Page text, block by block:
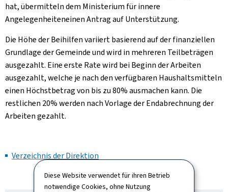
Diese Website verwendet für ihren Betrieb
notwendige Cookies, ohne Nutzung
hat, übermitteln dem Ministerium für innere
Angelegenheiteneinen Antrag auf Unterstützung.
Die Höhe der Beihilfen variiert basierend auf der finanziellen
Grundlage der Gemeinde und wird in mehreren Teilbeträgen
ausgezahlt. Eine erste Rate wird bei Beginn der Arbeiten
ausgezahlt, welche je nach den verfügbaren Haushaltsmitteln
einen Höchstbetrag von bis zu 80% ausmachen kann. Die
restlichen 20% werden nach Vorlage der Endabrechnung der
Arbeiten gezahlt.
Verzeichnis der Direktion